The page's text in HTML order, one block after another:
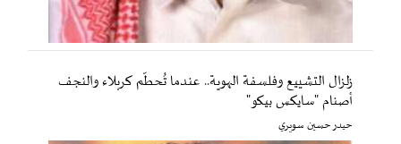
زلزال التشييع وفلسفة الهوية.. عندما تُحطّم كربلاء والنجف
أصنام "سايكس بيكو"
حيدر حسين سويري